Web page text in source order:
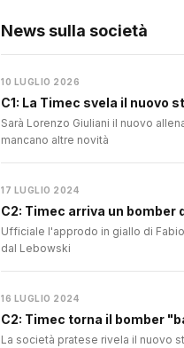
News sulla società
10 LUGLIO 2026
C1: La Timec svela il nuovo
Sarà Lorenzo Giuliani il nuovo
mancano altre novità
17 LUGLIO 2024
C2: Timec arriva un bomber
Ufficiale l'approdo in giallo di
dal Lebowski
16 LUGLIO 2024
C2: Timec torna il bomber
La società pratese rivela il nuovo